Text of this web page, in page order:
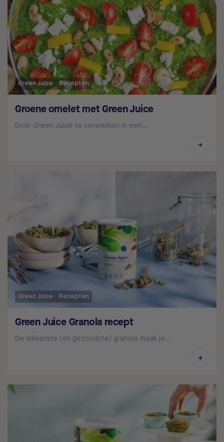
Green Juice Recepten
Groene omelet met Green Juice
Door Green Juice te verwerken in een…
Green Juice Recepten
Green Juice Granola recept
De lekkerste (en gezondste) granola maak je…